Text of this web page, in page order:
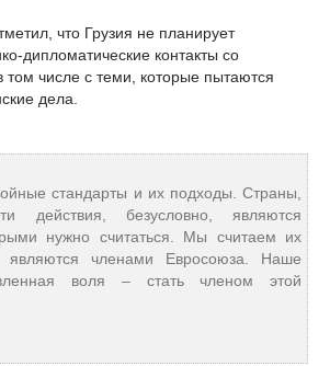
что Грузия не планирует
дипломатические контакты со
том числе с теми, которые пытаются
дела.
стандарты и их подходы. Страны,
действия, безусловно, являются
нужно считаться. Мы считаем их
являются членами Евросоюза. Наше
воля – стать членом этой